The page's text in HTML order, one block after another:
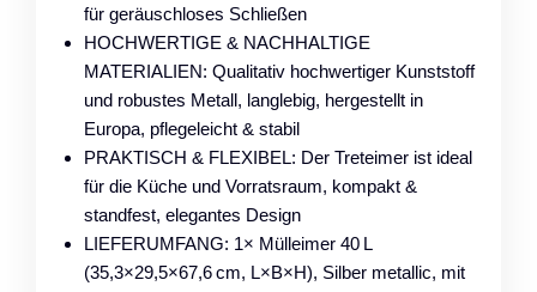
für geräuschloses Schließen
HOCHWERTIGE & NACHHALTIGE
MATERIALIEN: Qualitativ hochwertiger Kunststoff
und robustes Metall, langlebig, hergestellt in
Europa, pflegeleicht & stabil
PRAKTISCH & FLEXIBEL: Der Treteimer ist ideal
für die Küche und Vorratsraum, kompakt &
standfest, elegantes Design
LIEFERUMFANG: 1× Mülleimer 40 L
(35,3×29,5×67,6 cm, L×B×H), Silber metallic, mit